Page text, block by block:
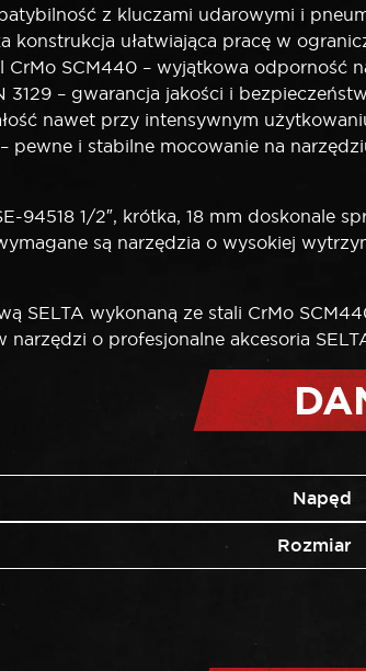
z kluczami udarowymi i
konstrukcja ułatwiająca pracę w
SCM440 – wyjątkowa odporność
3129 – gwarancja jakości i
nawet przy intensywnym
pewne i stabilne mocowanie na
94518 1/2″, krótka, 18 mm
są narzędzia o wysokiej
SELTA wykonaną ze stali CrMo
narzędzi o profesjonalne akcesoria
Napęd
Rozmiar